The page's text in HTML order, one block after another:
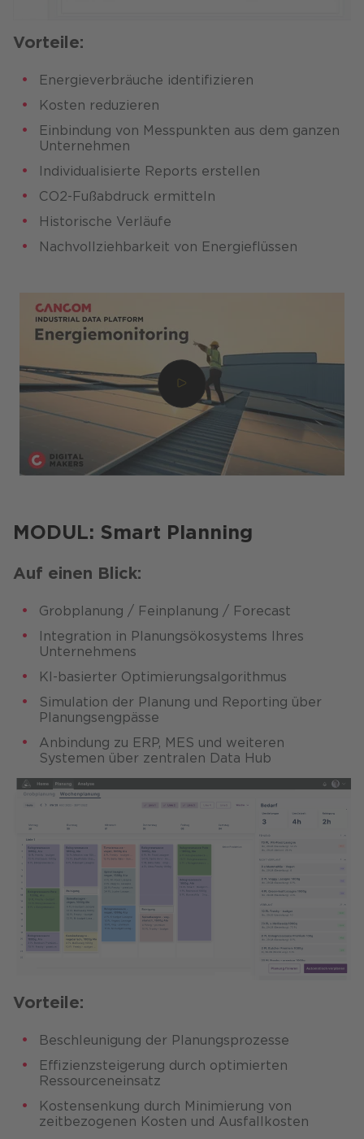
Vorteile:
Energieverbräuche identifizieren​
Kosten reduzieren​
Einbindung von Messpunkten aus dem ganzen
Unternehmen​
Individualisierte Reports erstellen​
CO2-Fußabdruck ermitteln​
Historische Verläufe​
Nachvollziehbarkeit von Energieflüssen​
MODUL: Smart Planning
Auf einen Blick:
Grobplanung / Feinplanung / Forecast​
Integration in Planungsökosystems Ihres
Unternehmens​
KI-basierter Optimierungsalgorithmus​
Simulation der Planung und​ Reporting über
Planungsengpässe
Anbindung zu ERP, MES und weiteren​
Systemen über zentralen Data Hub
Vorteile:
Beschleunigung der Planungsprozesse
Effizienzsteigerung durch optimierten
Ressourceneinsatz​
Kostensenkung durch Minimierung von
zeitbezogenen Kosten und Ausfallkosten​